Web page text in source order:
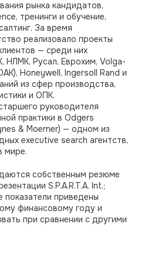
рынка кандидатов,
тренинги и обучение,
За время
реализовало проекты
— среди них
НЛМК, Русал, Еврохим, Volga-
Honeywell, Ingersoll Rand и
из сфер производства,
и ОПК.
руководителя
практики в Odgers
& Moerner) — одном из
executive search агентств,
мире.
собственным резюме
S.P.A.R.T.A. Int.;
показатели приведены
финансовому году и
при сравнении с другими